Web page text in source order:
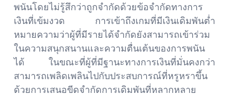
พนันโดยไม่รู้สึกว่าถูกจำกัดด้วยข้อจำกัดทางการ
เงินที่เข้มงวด การเข้าถึงเกมที่มีเงินเดิมพันต่ำ
หมายความว่าผู้ที่มีรายได้จำกัดยังสามารถเข้าร่วม
ในความสนุกสนานและความตื่นเต้นของการพนัน
ได้ ในขณะที่ผู้ที่มีฐานะทางการเงินที่มั่นคงกว่า
สามารถเพลิดเพลินไปกับประสบการณ์ที่หรูหราขึ้น
ด้วยการเสนอขีดจำกัดการเดิมพันที่หลากหลาย